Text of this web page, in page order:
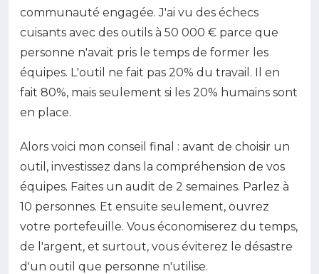
communauté engagée. J'ai vu des échecs
cuisants avec des outils à 50 000 € parce que
personne n'avait pris le temps de former les
équipes. L'outil ne fait pas 20% du travail. Il en
fait 80%, mais seulement si les 20% humains sont
en place.
Alors voici mon conseil final : avant de choisir un
outil, investissez dans la compréhension de vos
équipes. Faites un audit de 2 semaines. Parlez à
10 personnes. Et ensuite seulement, ouvrez
votre portefeuille. Vous économiserez du temps,
de l'argent, et surtout, vous éviterez le désastre
d'un outil que personne n'utilise.